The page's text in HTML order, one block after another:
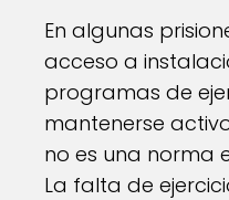
En algunas
acceso a
programas de
mantenerse
no es una norma
La falta de